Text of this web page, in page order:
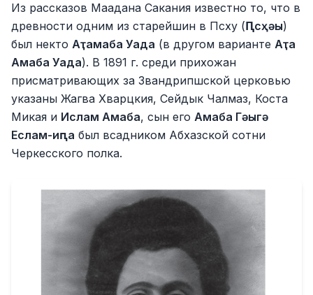
Из рассказов Маадана Сакания известно то, что в
древности одним из старейшин в Псху (Ԥсҳәы)
был некто Аҭамаба Уада (в другом варианте Аҭа
Амаба Уада). В 1891 г. среди прихожан
присматривающих за Звандрипшской церковью
указаны Жагва Хварцкия, Сейдык Чалмаз, Коста
Микая и Ислам Амаба, сын его Амаба Гәыгә
Еслам-иԥа был всадником Абхазской сотни
Черкесского полка.